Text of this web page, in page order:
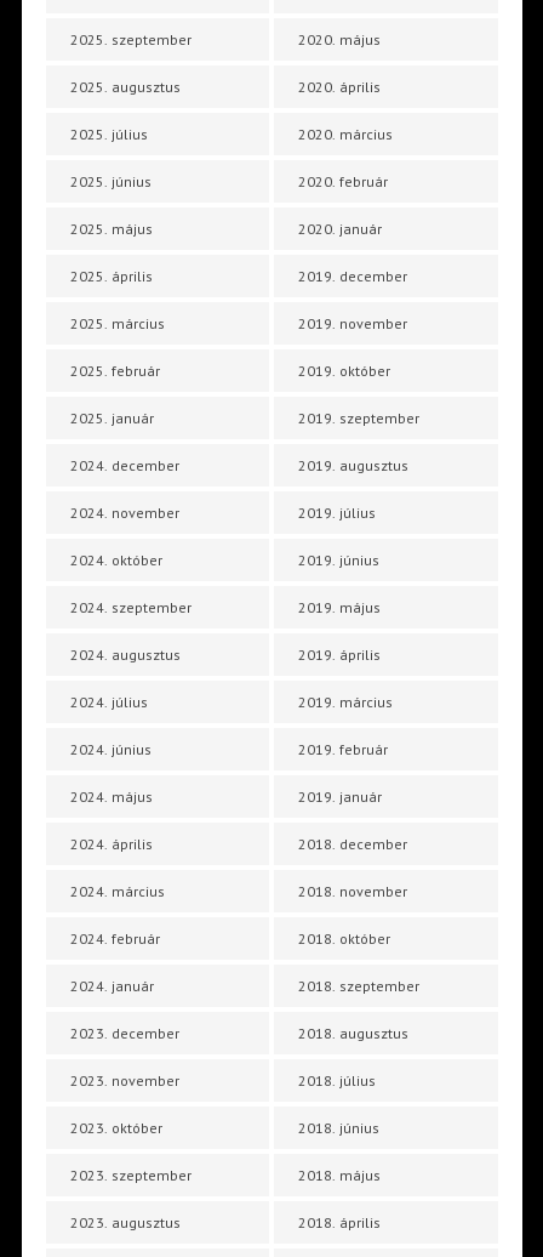
2025. szeptember
2025. augusztus
2025. július
2025. június
2025. május
2025. április
2025. március
2025. február
2025. január
2024. december
2024. november
2024. október
2024. szeptember
2024. augusztus
2024. július
2024. június
2024. május
2024. április
2024. március
2024. február
2024. január
2023. december
2023. november
2023. október
2023. szeptember
2023. augusztus
2020. május
2020. április
2020. március
2020. február
2020. január
2019. december
2019. november
2019. október
2019. szeptember
2019. augusztus
2019. július
2019. június
2019. május
2019. április
2019. március
2019. február
2019. január
2018. december
2018. november
2018. október
2018. szeptember
2018. augusztus
2018. július
2018. június
2018. május
2018. április